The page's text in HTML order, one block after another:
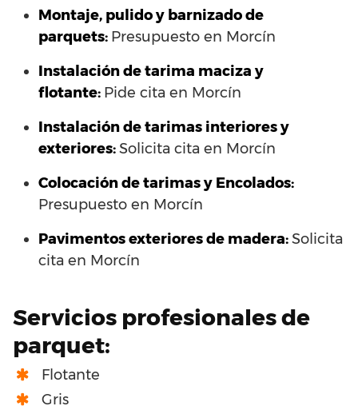
Montaje, pulido y barnizado de
parquets: Presupuesto en Morcín
Instalación de tarima maciza y
flotante: Pide cita en Morcín
Instalación de tarimas interiores y
exteriores:Solicita cita en Morcín
Colocación de tarimas y Encolados:
Presupuesto en Morcín
Pavimentos exteriores de madera:Solicita
cita en Morcín
Servicios profesionales de
parquet:
Flotante
Gris